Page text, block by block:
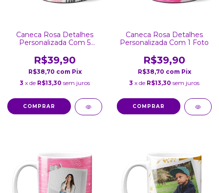
Caneca Rosa Detalhes
Personalizada Com 5
R$39,90
R$38,70 com Pix
3 x de R$13,30 sem juros
COMPRAR
Caneca Rosa Detalhes
Personalizada Com 1 Foto
R$39,90
R$38,70 com Pix
3 x de R$13,30 sem juros
COMPRAR